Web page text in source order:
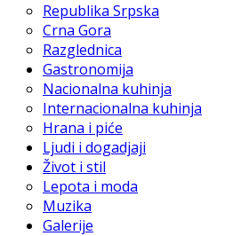
Republika Srpska
Crna Gora
Razglednica
Gastronomija
Nacionalna kuhinja
Internacionalna kuhinja
Hrana i piće
Ljudi i dogadjaji
Život i stil
Lepota i moda
Muzika
Galerije